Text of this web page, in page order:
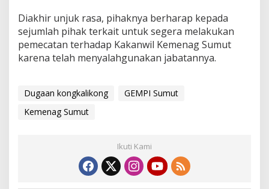
Diakhir unjuk rasa, pihaknya berharap kepada
sejumlah pihak terkait untuk segera melakukan
pemecatan terhadap Kakanwil Kemenag Sumut
karena telah menyalahgunakan jabatannya.
Dugaan kongkalikong
GEMPI Sumut
Kemenag Sumut
Ikuti Kami